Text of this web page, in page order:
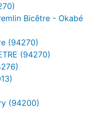
Bicêtre - Okabé
(94270)
(94270)
(94200)